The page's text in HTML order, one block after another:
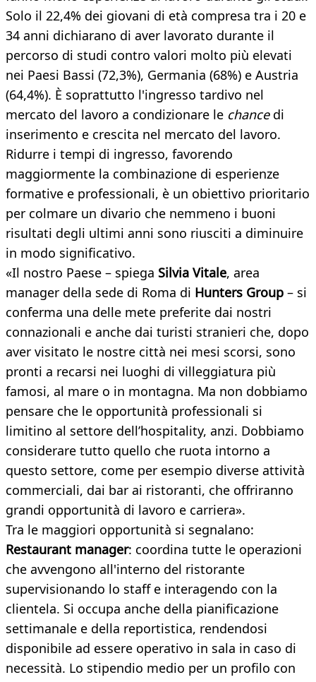
Solo il 22,4% dei giovani di età compresa tra i 20 e
34 anni dichiarano di aver lavorato durante il
percorso di studi contro valori molto più elevati
nei Paesi Bassi (72,3%), Germania (68%) e Austria
(64,4%). È soprattutto l'ingresso tardivo nel
mercato del lavoro a condizionare le chance di
inserimento e crescita nel mercato del lavoro.
Ridurre i tempi di ingresso, favorendo
maggiormente la combinazione di esperienze
formative e professionali, è un obiettivo prioritario
per colmare un divario che nemmeno i buoni
risultati degli ultimi anni sono riusciti a diminuire
in modo significativo.
«Il nostro Paese – spiega Silvia Vitale, area
manager della sede di Roma di Hunters Group – si
conferma una delle mete preferite dai nostri
connazionali e anche dai turisti stranieri che, dopo
aver visitato le nostre città nei mesi scorsi, sono
pronti a recarsi nei luoghi di villeggiatura più
famosi, al mare o in montagna. Ma non dobbiamo
pensare che le opportunità professionali si
limitino al settore dell’hospitality, anzi. Dobbiamo
considerare tutto quello che ruota intorno a
questo settore, come per esempio diverse attività
commerciali, dai bar ai ristoranti, che offriranno
grandi opportunità di lavoro e carriera».
Tra le maggiori opportunità si segnalano:
Restaurant manager: coordina tutte le operazioni
che avvengono all'interno del ristorante
supervisionando lo staff e interagendo con la
clientela. Si occupa anche della pianificazione
settimanale e della reportistica, rendendosi
disponibile ad essere operativo in sala in caso di
necessità. Lo stipendio medio per un profilo con